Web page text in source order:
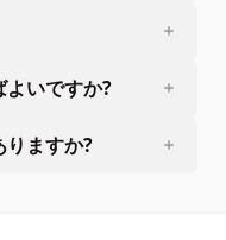
よいですか?
りますか?